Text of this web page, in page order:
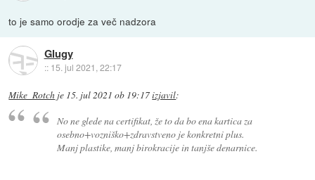
to je samo orodje za več nadzora
Glugy
:: 15. jul 2021, 22:17
Mike_Rotch je 15. jul 2021 ob 19:17izjavil:
No ne glede na certifikat, že to da bo ena kartica za
osebno+vozniško+zdravstveno je konkretni plus.
Manj plastike, manj birokracije in tanjše denarnice.